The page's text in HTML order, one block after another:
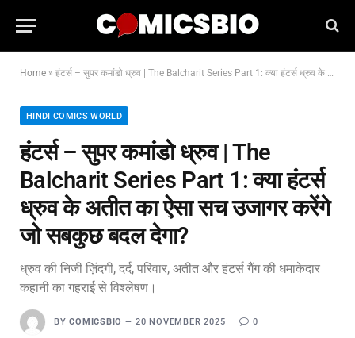
Home » हंटर्स – सुपर कमांडो ध्रुव | The Balcharit Series Part 1: क्या हंटर्स ध्रुव के अतीत का ऐसा सच उजागर करेंगे जो सबकुछ बदल देगा?
HINDI COMICS WORLD
हंटर्स – सुपर कमांडो ध्रुव | The
Balcharit Series Part 1: क्या हंटर्स
ध्रुव के अतीत का ऐसा सच उजागर करेंगे
जो सबकुछ बदल देगा?
ध्रुव की निजी ज़िंदगी, दर्द, परिवार, अतीत और हंटर्स गैंग की धमाकेदार
कहानी का गहराई से विश्लेषण।
BY COMICSBIO 20 NOVEMBER 2025 0